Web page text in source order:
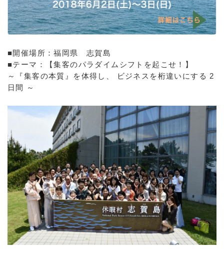
■開催場所：福岡県 志賀島
■テーマ：【集客のパラダイムシフトを起こせ！】
～『集客の本質』を体得し、 ビジネスを桁違いにする 2
日間 ～